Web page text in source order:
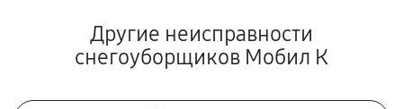
Другие неисправности
снегоуборщиков Мобил К